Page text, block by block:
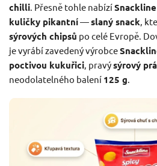
chilli. Přesně tohle nabízí
kuličky pikantní—slaný snack,
sýrových chipsů po celé Evropě.
je vyrábí zavedený výrobce
poctivou kukuřici, pravýsýrový
neodolatelného balení 125 g.